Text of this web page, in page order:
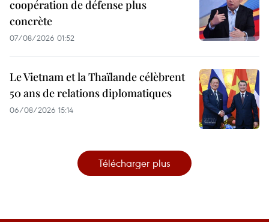
coopération de défense plus
concrète
07/08/2026 01:52
Le Vietnam et la Thaïlande célèbrent
50 ans de relations diplomatiques
06/08/2026 15:14
Télécharger plus